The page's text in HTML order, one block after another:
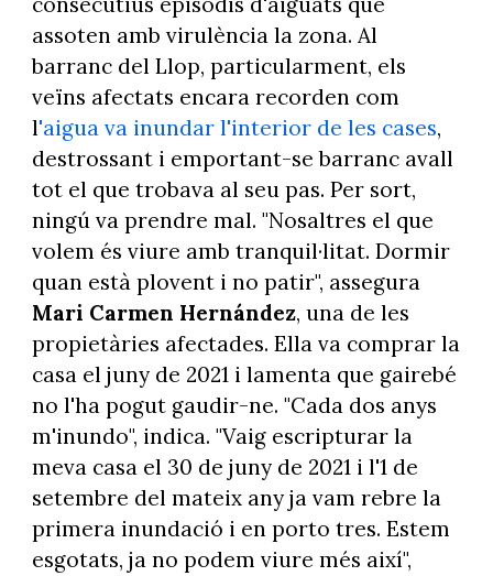
assoten amb virulència la zona. Al
barranc del Llop, particularment, els
veïns afectats encara recorden com
l'aigua va inundar l'interior de les cases,
destrossant i emportant-se barranc avall
tot el que trobava al seu pas. Per sort,
ningú va prendre mal. "Nosaltres el que
volem és viure amb tranquil·litat. Dormir
quan està plovent i no patir", assegura
Mari Carmen Hernández, una de les
propietàries afectades. Ella va comprar la
casa el juny de 2021 i lamenta que gairebé
no l'ha pogut gaudir-ne. "Cada dos anys
m'inundo", indica. "Vaig escripturar la
meva casa el 30 de juny de 2021 i l'1 de
setembre del mateix any ja vam rebre la
primera inundació i en porto tres. Estem
esgotats, ja no podem viure més així",